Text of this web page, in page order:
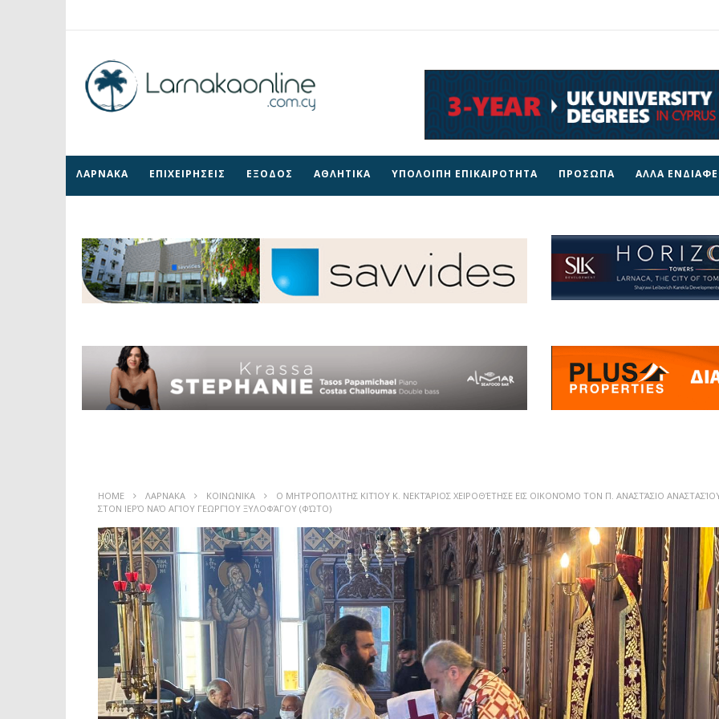
ΛΑΡΝΑΚΑ ΕΠΙΧΕΙΡΗΣΕΙΣ ΕΞΟΔΟΣ ΑΘΛΗΤΙΚΑ ΥΠΟΛΟΙΠΗ ΕΠΙΚΑΙΡΟΤΗΤΑ ΠΡΟΣΩΠΑ ΑΛΛΑ
HOME ΛΑΡΝΑΚΑ ΚΟΙΝΩΝΙΚΑ
Ο ΜΗΤΡΟΠΟΛΊΤΗΣ ΚΙΤΊΟΥ Κ. ΝΕΚΤΆΡΙΟΣ ΧΕΙΡΟΘΈΤΗΣΕ ΕΙΣ ΟΙΚΟΝΌΜΟ ΤΟΝ Π. ΑΝΑΣΤΆΣΙΟ
ΣΤΟΝ ΙΕΡΌ ΝΑΌ ΑΓΊΟΥ ΓΕΩΡΓΊΟΥ ΞΥΛΟΦΆΓΟΥ (ΦΏΤΟ)